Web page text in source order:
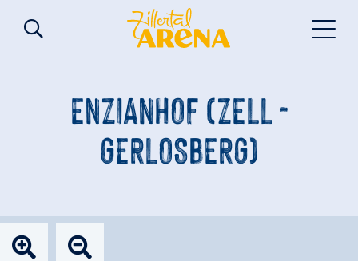
ENZIANHOF (ZELL -
GERLOSBERG)